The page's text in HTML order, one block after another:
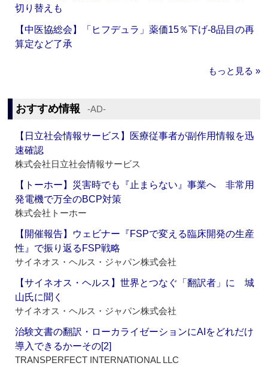
切り替えも
【中医協総会】「ヒフデュラ」薬価15％下げ‐8品目の再
算定など了承
もっと見る »
おすすめ情報 ‐AD‐
【日立社会情報サービス】医療従事者が副作用情報を迅
速確認
株式会社日立社会情報サービス
【トーホー】災害時でも『止まらない』事業へ 非常用
発電機で万全のBCP対策
株式会社トーホー
【開催報告】ウェビナー『FSPで変える臨床開発の生産
性』で振り返るFSP戦略
サイネオス・ヘルス・ジャパン株式会社
【サイネオス・ヘルス】世界とつなぐ「翻訳者」に 城
山氏に聞く
サイネオス・ヘルス・ジャパン株式会社
治験文書の翻訳・ローカライゼーションにAIをどれだけ
導入できるかーその[2]
TRANSPERFECT INTERNATIONAL LLC